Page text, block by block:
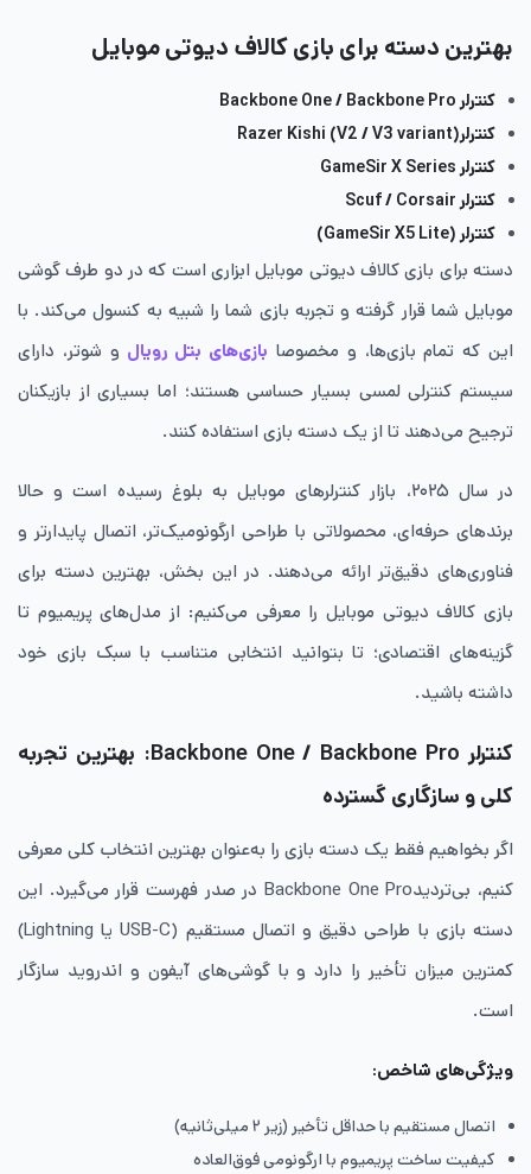
بهترین دسته برای بازی کالاف دیوتی موبایل
کنترلر Backbone One / Backbone Pro
کنترلرRazer Kishi (V2 / V3 variant)
کنترلر GameSir X Series
کنترلر Scuf / Corsair
کنترلر (GameSir X5 Lite)
دسته برای بازی کالاف دیوتی موبایل ابزاری است که در دو طرف گوشی
موبایل شما قرار گرفته و تجربه بازی شما را شبیه به کنسول می‌کند. با
این که تمام بازی‌ها، و مخصوصا بازی‌های بتل رویال و شوتر، دارای
سیستم کنترلی لمسی بسیار حساسی هستند؛ اما بسیاری از بازیکنان
ترجیح می‌دهند تا از یک دسته بازی استفاده کنند.
در سال ۲۰۲۵، بازار کنترلرهای موبایل به بلوغ رسیده است و حالا
برندهای حرفه‌ای، محصولاتی با طراحی ارگونومیک‌تر، اتصال پایدارتر و
فناوری‌های دقیق‌تر ارائه می‌دهند. در این بخش، بهترین دسته برای
بازی کالاف دیوتی موبایل را معرفی می‌کنیم: از مدل‌های پریمیوم تا
گزینه‌های اقتصادی؛ تا بتوانید انتخابی متناسب با سبک بازی خود
داشته باشید.
کنترلر Backbone One / Backbone Pro: بهترین تجربه
کلی و سازگاری گسترده
اگر بخواهیم فقط یک دسته بازی را به‌عنوان بهترین انتخاب کلی معرفی
کنیم، بی‌تردیدBackbone One Pro در صدر فهرست قرار می‌گیرد. این
دسته بازی با طراحی دقیق و اتصال مستقیم (USB-C یا Lightning)
کمترین میزان تأخیر را دارد و با گوشی‌های آیفون و اندروید سازگار
است.
ویژگی‌های شاخص:
اتصال مستقیم با حداقل تأخیر (زیر ۲ میلی‌ثانیه)
کیفیت ساخت پریمیوم با ارگونومی فوق‌العاده